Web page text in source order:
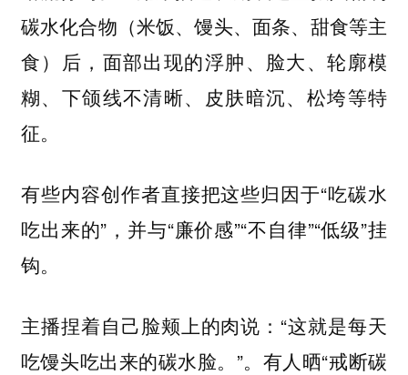
碳水化合物（米饭、馒头、面条、甜食等主
食）后，面部出现的浮肿、脸大、轮廓模
糊、下颌线不清晰、皮肤暗沉、松垮等特
征。
有些内容创作者直接把这些归因于“吃碳水
吃出来的”，并与“廉价感”“不自律”“低级”挂
钩。
主播捏着自己脸颊上的肉说：“这就是每天
吃馒头吃出来的碳水脸。”。有人晒“戒断碳